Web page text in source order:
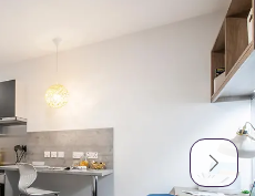
Español
Deutsch